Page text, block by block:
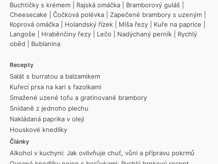
Buchtičky s krémem
Rajská omáčka Bramborový guláš
Cheesecake
Čočková polévka Zapečené brambory s uzeným
Koprová omáčka
Holandský řízek Míša řezy Kuře na paprice
Langoše
Hraběnčiny řezy Lečo Nadýchaný perník
Rychlý
oběd
Bublanina
Recepty
Salát s burratou a balzamikem
Kuřecí prsa na kari s fazolkami
Smažené uzené tofu a gratinované brambory
Snídaně z jednoho plechu
Nakládaná paprika v oleji
Houskové knedlíky
Články
Alkohol v kuchyni: Jak ovlivňuje chuť, vůni a přípravu pokrmů